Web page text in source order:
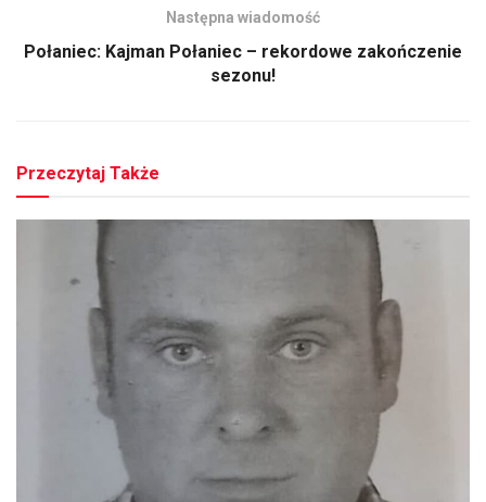
Następna wiadomość
Połaniec: Kajman Połaniec – rekordowe zakończenie
sezonu!
Przeczytaj Także